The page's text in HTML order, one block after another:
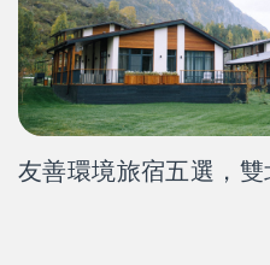
友善環境旅宿五選，